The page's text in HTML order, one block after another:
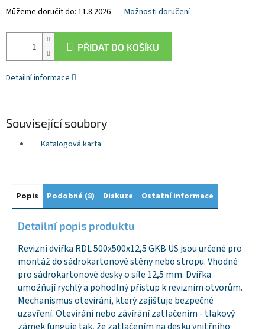
Můžeme doručit do: 11.8.2026 Možnosti doručení
PŘIDAT DO KOŠÍKU
Detailní informace
Související soubory
Katalogová karta
Popis Podobné (8) Diskuze Ostatní informace
Detailní popis produktu
Revizní dvířka RDL 500x500x12,5 GKB US jsou určené pro
montáž do sádrokartonové stěny nebo stropu. Vhodné
pro sádrokartonové desky o síle 12,5 mm. Dvířka
umožňují rychlý a pohodlný přístup k revizním otvorům.
Mechanismus otevírání, který zajišťuje bezpečné
uzavření. Otevírání nebo závírání zatlačením - tlakový